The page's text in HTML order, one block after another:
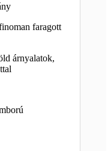
faragott
árnyalatok,